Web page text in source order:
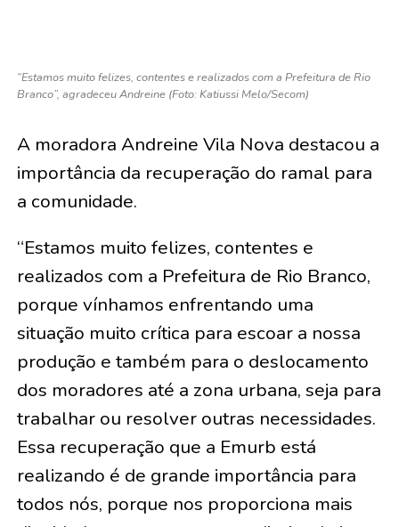
“Estamos muito felizes, contentes e realizados com a Prefeitura de Rio
Branco”, agradeceu Andreine (Foto: Katiussi Melo/Secom)
A moradora Andreine Vila Nova destacou a
importância da recuperação do ramal para
a comunidade.
“Estamos muito felizes, contentes e
realizados com a Prefeitura de Rio Branco,
porque vínhamos enfrentando uma
situação muito crítica para escoar a nossa
produção e também para o deslocamento
dos moradores até a zona urbana, seja para
trabalhar ou resolver outras necessidades.
Essa recuperação que a Emurb está
realizando é de grande importância para
todos nós, porque nos proporciona mais